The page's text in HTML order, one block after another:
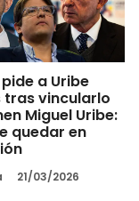
a Uribe
tras vincularlo
Miguel Uribe:
quedar en
21/03/2026